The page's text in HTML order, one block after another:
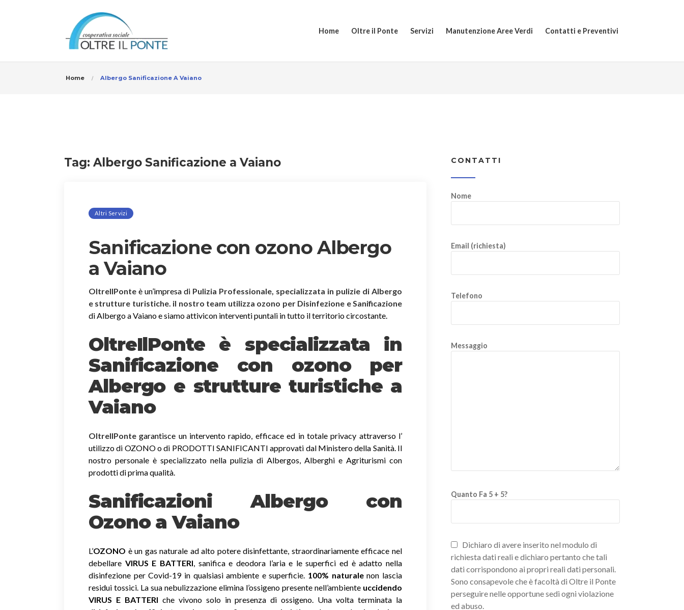
Home Oltre il Ponte Servizi Manutenzione Aree Verdi Contatti e Preventivi
Home Albergo Sanificazione A Vaiano
Tag: Albergo Sanificazione a Vaiano
Altri Servizi
Sanificazione con ozono Albergo
a Vaiano
OltreIlPonte è un’impresa di Pulizia Professionale, specializzata in pulizie di Albergo
e strutture turistiche. il nostro team utilizza ozono per Disinfezione e Sanificazione
di Albergo a Vaiano e siamo attivicon interventi puntali in tutto il territorio circostante.
OltreIlPonte è specializzata in
Sanificazione con ozono per
Albergo e strutture turistiche a
Vaiano
OltreIlPonte garantisce un intervento rapido, efficace ed in totale privacy attraverso l’
utilizzo di OZONO o di PRODOTTI SANIFICANTI approvati dal Ministero della Sanità. Il
nostro personale è specializzato nella pulizia di Albergos, Alberghi e Agriturismi con
prodotti di prima qualità.
Sanificazioni Albergo con
Ozono a Vaiano
L’OZONO è un gas naturale ad alto potere disinfettante, straordinariamente efficace nel
debellare VIRUS E BATTERI, sanifica e deodora l’aria e le superfici ed è adatto nella
disinfezione per Covid-19 in qualsiasi ambiente e superficie. 100% naturalenon lascia
residui tossici. La sua nebulizzazione elimina l’ossigeno presente nell’ambiente uccidendo
VIRUS E BATTERI che vivono solo in presenza di ossigeno. Una volta terminata la
CONTATTI
Nome
Email (richiesta)
Telefono
Messaggio
Quanto Fa 5 + 5?
Dichiaro di avere inserito nel modulo di
richiesta dati reali e dichiaro pertanto che tali
dati corrispondono ai propri reali dati personali.
Sono consapevole che è facoltà di Oltre il Ponte
perseguire nelle opportune sedi ogni violazione
ed abuso.